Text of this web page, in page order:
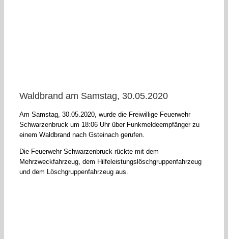
Waldbrand am Samstag, 30.05.2020
Am Samstag, 30.05.2020, wurde die Freiwillige Feuerwehr
Schwarzenbruck um 18:06 Uhr über Funkmeldeempfänger zu
einem Waldbrand nach Gsteinach gerufen.
Die Feuerwehr Schwarzenbruck rückte mit dem
Mehrzweckfahrzeug, dem Hilfeleistungslöschgruppenfahrzeug
und dem Löschgruppenfahrzeug aus.